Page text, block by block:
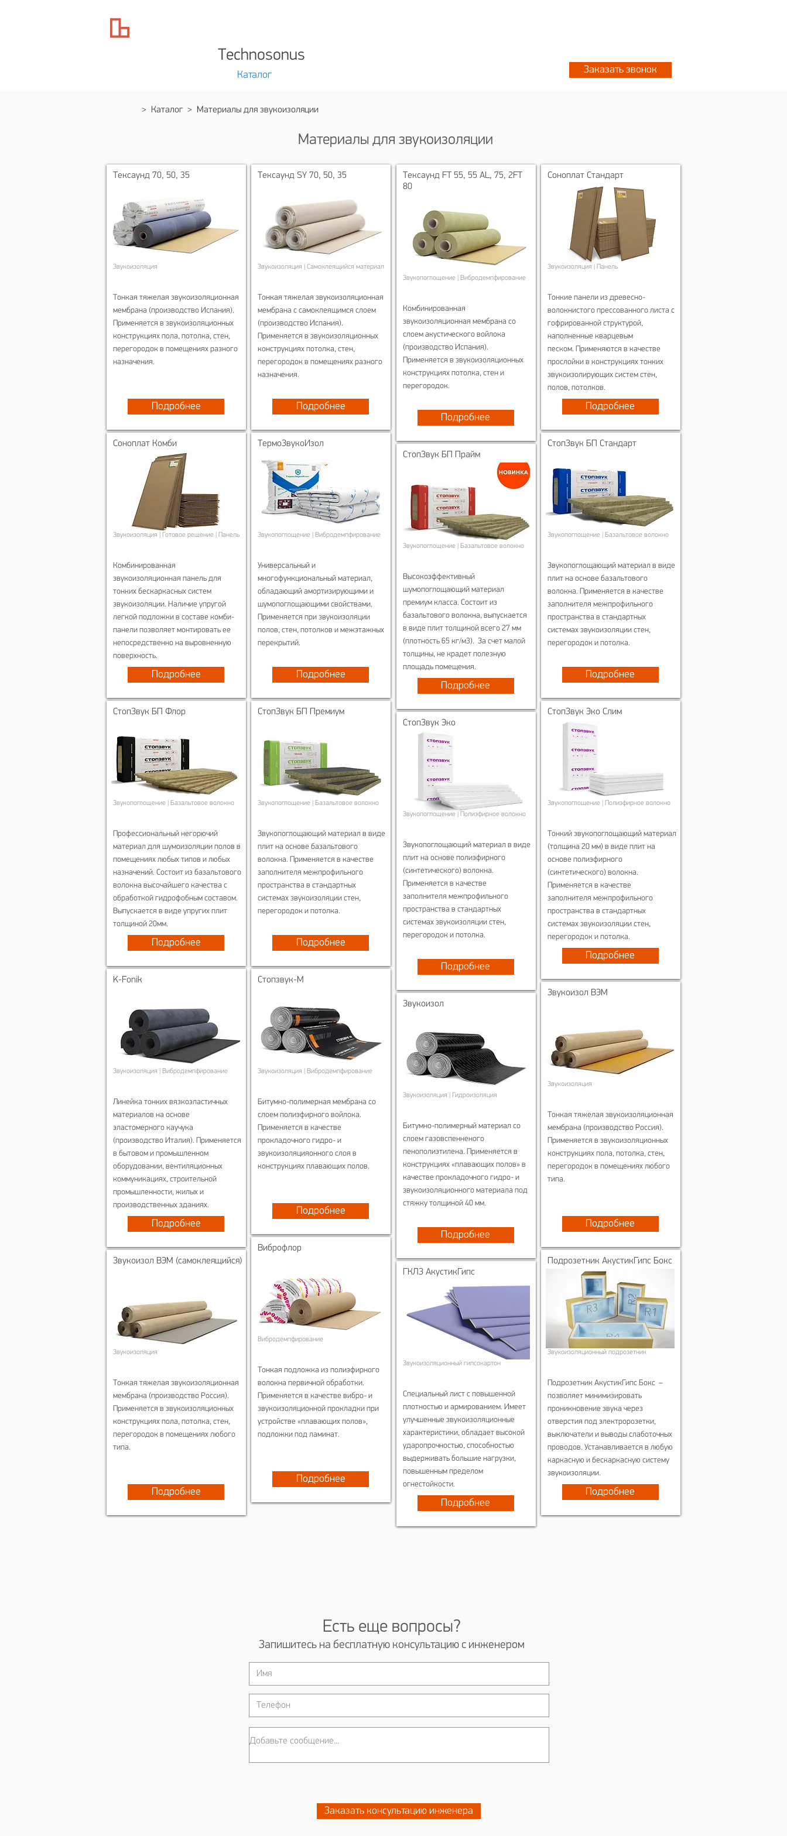
Каталог Заказать звонок
Technosonus
> Каталог > Материалы для звукоизоляции
Материалы для звукоизоляции
Тексаунд 70, 50, 35
Звукоизоляция
Тонкая тяжелая звукоизоляционная
мембрана (производство Испания).
Применяется в звукоизоляционных
конструкциях пола, потолка, стен,
перегородок в помещениях разного
назначения.
Подробнее
Соноплат Комби
Звукоизоляция | Готовое решение | Панель
Комбинированная
звукоизоляционная панель для
тонких бескаркасных систем
звукоизоляции. Наличие упругой
легкой подложки в составе комби-
панели позволяет монтировать ее
непосредственно на выровненную
поверхность.
Подробнее
СтопЗвук БП Флор
Звукопоглощение | Базальтовое волокно
Профессиональный негорючий
материал для шумоизоляции полов в
помещениях любых типов и любых
назначений. Состоит из базальтового
волокна высочайшего качества с
обработкой гидрофобным составом.
Выпускается в виде упругих плит
толщиной 20мм.
Подробнее
K-Fonik
Звукоизоляция | Вибродемпфирование
Линейка тонких вязкоэластичных
материалов на основе
эластомерного каучука
(производство Италия). Применяется
в бытовом и промышленном
оборудовании, вентиляционных
коммуникациях, строительной
промышленности, жилых и
производственных зданиях.
Подробнее
Звукоизол ВЭМ (самоклеящийся)
Звукоизоляция
Тонкая тяжелая звукоизоляционная
мембрана (производство Россия).
Применяется в звукоизоляционных
конструкциях пола, потолка, стен,
перегородок в помещениях любого
типа.
Подробнее
Тексаунд SY 70, 50, 35
Звукоизоляция | Самоклеящийся материал
Тонкая тяжелая звукоизоляционная
мембрана с самоклеящимся слоем
(производство Испания).
Применяется в звукоизоляционных
конструкциях потолка, стен,
перегородок в помещениях разного
назначения.
Подробнее
ТермоЗвукоИзол
Звукопоглощение | Вибродемпфирование
Универсальный и
многофункциональный материал,
обладающий амортизирующими и
шумопоглощающими свойствами.
Применяется при звукоизоляции
полов, стен, потолков и межэтажных
перекрытий.
Подробнее
СтопЗвук БП Премиум
Звукопоглощение | Базальтовое волокно
Звукопоглощающий материал в виде
плит на основе базальтового
волокна. Применяется в качестве
заполнителя межпрофильного
пространства в стандартных
системах звукоизоляции стен,
перегородок и потолка.
Подробнее
Стопзвук-М
Звукоизоляция | Вибродемпфирование
Битумно-полимерная мембрана со
слоем полиэфирного войлока.
Применяется в качестве
прокладочного гидро- и
звукоизоляцияонного слоя в
конструкциях плавающих полов.
Подробнее
Виброфлор
Вибродемпфирование
Тонкая подложка из полиэфирного
волокна первичной обработки.
Применяется в качестве вибро- и
звукоизоляционной прокладки при
устройстве «плавающих полов»,
подложки под ламинат.
Подробнее
Тексаунд FT 55, 55 AL, 75, 2FT
80
Звукопоглощение | Вибродемпфирование
Комбинированная
звукоизоляционная мембрана со
слоем акустического войлока
(производство Испания).
Применяется в звукоизоляционных
конструкциях потолка, стен и
перегородок.
Подробнее
СтопЗвук БП Прайм
Звукопоглощение | Базальтовое волокно
Высокоэффективный
шумопоглощающий материал
премиум класса. Состоит из
базальтового волокна, выпускается
в виде плит толщиной всего 27 мм
(плотность 65 кг/м3). За счет малой
толщины, не крадет полезную
площадь помещения.
Подробнее
СтопЗвук Эко
Звукопоглощение | Полиэфирное волокно
Звукопоглощающий материал в виде
плит на основе полиэфирного
(синтетического) волокна.
Применяется в качестве
заполнителя межпрофильного
пространства в стандартных
системах звукоизоляции стен,
перегородок и потолка.
Подробнее
Звукоизол
Звукоизоляция | Гидроизоляция
Битумно-полимерный материал со
слоем газовспенненого
пенополиэтилена. Применяется в
конструкциях «плавающих полов» в
качестве прокладочного гидро- и
звукоизоляционного материала под
стяжку толщиной 40 мм.
Подробнее
ГКЛЗ АкустикГипс
Звукоизоляционный гипсокартон
Специальный лист с повышенной
плотностью и армированием. Имеет
улучшенные звукоизоляционные
характеристики, обладает высокой
ударопрочностью, способностью
выдерживать большие нагрузки,
повышенным пределом
огнестойкости.
Подробнее
Соноплат Стандарт
Звукоизоляция | Панель
Тонкие панели из древесно-
волокнистого прессованного листа с
гофрированной структурой,
наполненные кварцевым
песком. Применяются в качестве
прослойки в конструкциях тонких
звукоизолирующих систем стен,
полов, потолков.
Подробнее
СтопЗвук БП Стандарт​
Звукопоглощение | Базальтовое волокно
Звукопоглощающий материал в виде
плит на основе базальтового
волокна. Применяется в качестве
заполнителя межпрофильного
пространства в стандартных
системах звукоизоляции стен,
перегородок и потолка.
Подробнее
СтопЗвук Эко Слим
Звукопоглощение | Полиэфирное волокно
Тонкий звукопоглощающий материал
(толщина 20 мм) в виде плит на
основе полиэфирного
(синтетического) волокна.
Применяется в качестве
заполнителя межпрофильного
пространства в стандартных
системах звукоизоляции стен,
перегородок и потолка.
Подробнее
Звукоизол ВЭМ
Звукоизоляция
Тонкая тяжелая звукоизоляционная
мембрана (производство Россия).
Применяется в звукоизоляционных
конструкциях пола, потолка, стен,
перегородок в помещениях любого
типа.
Подробнее
Подрозетник АкустикГипс Бокс
Звукоизоляционный подрозетник
Подрозетник АкустикГипс Бокс –
позволяет минимизировать
проникновение звука через
отверстия под электророзетки,
выключатели и выводы слаботочных
проводов. Устанавливается в любую
каркасную и бескаркасную систему
звукоизоляции.
Подробнее
Есть еще вопросы?
Запишитесь на бесплатную консультацию с инженером
Заказать консультацию инженера